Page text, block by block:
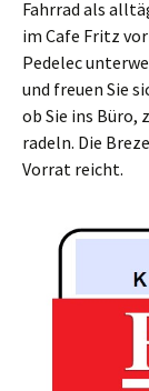
Fahrrad als
im Cafe Fritz
Pedelec
und freuen Sie
ob Sie ins Büro,
radeln. Die
Vorrat reicht.